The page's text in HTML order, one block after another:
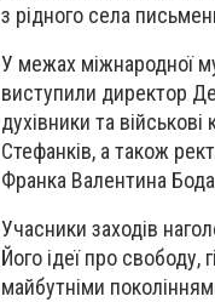
з рідного села
У межах міжнародної
виступили директор
духівники та
Стефанків, а також
Франка Валентина
Учасники заходів
Його ідеї про свободу,
майбутніми